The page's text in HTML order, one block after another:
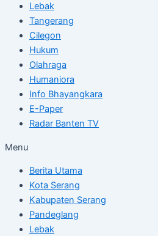
Lebak
Tangerang
Cilegon
Hukum
Olahraga
Humaniora
Info Bhayangkara
E-Paper
Radar Banten TV
Menu
Berita Utama
Kota Serang
Kabupaten Serang
Pandeglang
Lebak